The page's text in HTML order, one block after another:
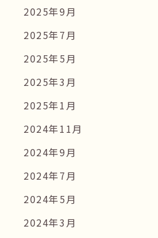
2025年9月
2025年7月
2025年5月
2025年3月
2025年1月
2024年11月
2024年9月
2024年7月
2024年5月
2024年3月